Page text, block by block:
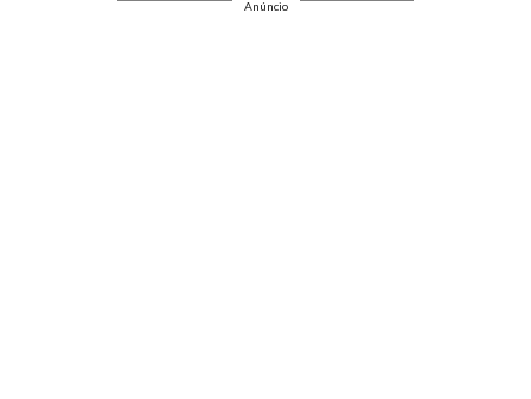
Anúncio